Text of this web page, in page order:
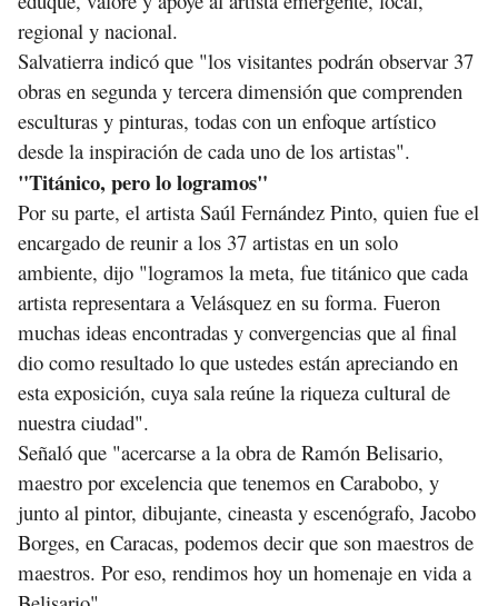
regional y nacional.
Salvatierra indicó que "los visitantes podrán observar 37
obras en segunda y tercera dimensión que comprenden
esculturas y pinturas, todas con un enfoque artístico
desde la inspiración de cada uno de los artistas".
"Titánico, pero lo logramos"
Por su parte, el artista Saúl Fernández Pinto, quien fue el
encargado de reunir a los 37 artistas en un solo
ambiente, dijo "logramos la meta, fue titánico que cada
artista representara a Velásquez en su forma. Fueron
muchas ideas encontradas y convergencias que al final
dio como resultado lo que ustedes están apreciando en
esta exposición, cuya sala reúne la riqueza cultural de
nuestra ciudad".
Señaló que "acercarse a la obra de Ramón Belisario,
maestro por excelencia que tenemos en Carabobo, y
junto al pintor, dibujante, cineasta y escenógrafo, Jacobo
Borges, en Caracas, podemos decir que son maestros de
maestros. Por eso, rendimos hoy un homenaje en vida a